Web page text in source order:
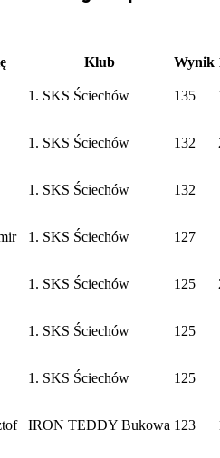
Klub Wynik
1. SKS Ściechów 135
1. SKS Ściechów 132
1. SKS Ściechów 132
1. SKS Ściechów 127
1. SKS Ściechów 125
1. SKS Ściechów 125
1. SKS Ściechów 125
IRON TEDDY Bukowa 123